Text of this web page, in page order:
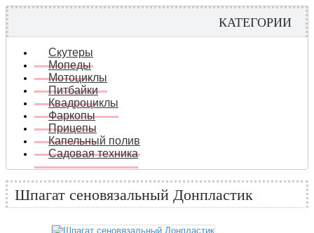
КАТЕГОРИИ
Скутеры
Мопеды
Мотоциклы
Питбайки
Квадроциклы
Фаркопы
Прицепы
Капельный полив
Садовая техника
Шпагат сеновязальный Донпластик